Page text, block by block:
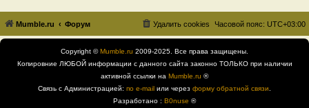
Mumble.ru Форум Часовой пояс: UTC+03:00
Удалить cookies
Copyright ©Mumble.ru 2009-2025. Все права защищены.
Копировние ЛЮБОЙ информации с данного сайта законно ТОЛЬКО при наличии
активной ссылки на Mumble.ru ®
Связь с Администрацией: по e-mail или через форму обратной связи
Разработано : B0nuse ®